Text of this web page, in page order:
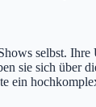
selbst.
sie sich über
ein